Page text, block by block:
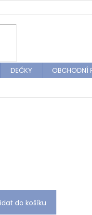
DEČKY OBCHODNÍ
do košíku